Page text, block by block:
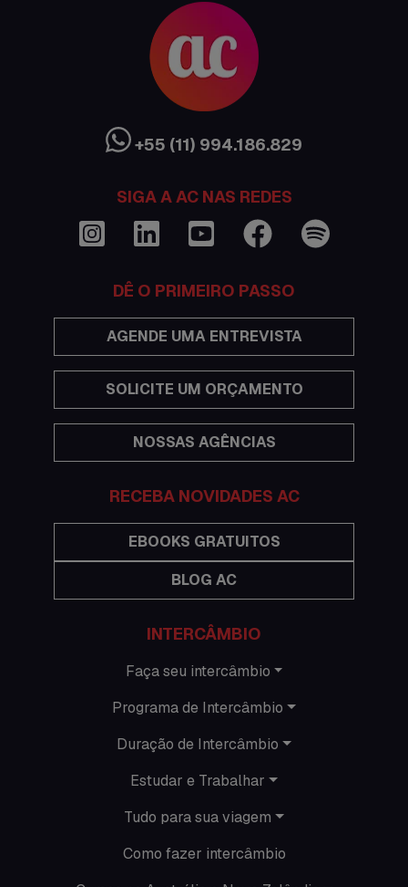
Ciência sem Fronteiras
Cultura Austrália
Curso de inglês no exterior
Dicas
Economia
Estudar no exterior
Eventos
Histórias de intercâmbio
Hospedagem
Imigração Austrália
Informações gerais
Intercâmbio de férias
Minhas histórias na Austrália
Nova Zelândia
O que acontece na AC
+55 (11) 994.186.829
SIGA A AC NAS REDES
DÊ O PRIMEIRO PASSO
AGENDE UMA ENTREVISTA
SOLICITE UM ORÇAMENTO
NOSSAS AGÊNCIAS
RECEBA NOVIDADES AC
EBOOKS GRATUITOS
BLOG AC
INTERCÂMBIO
Faça seu intercâmbio
Programa de Intercâmbio
Duração de Intercâmbio
Estudar e Trabalhar
Tudo para sua viagem
Como fazer intercâmbio